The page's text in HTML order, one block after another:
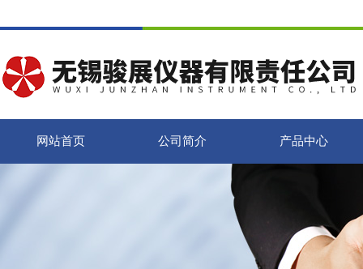
网站首页 公司简介 产品中心